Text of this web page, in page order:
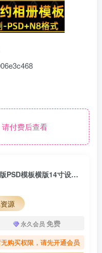
付费后查看
高级时尚简约婚纱相册简洁文字排版PSD模板横版14寸设计N8排版
源
永久会员 免费
购买权限，请先开通会员